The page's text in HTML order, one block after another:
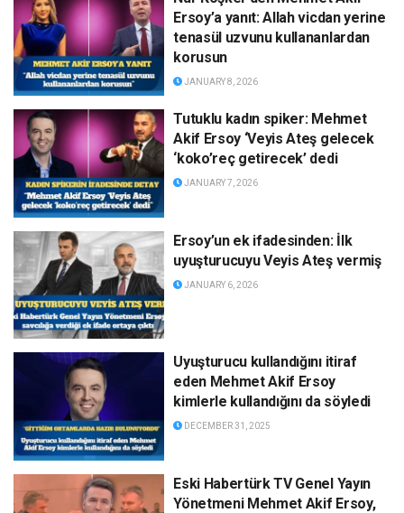
Ersoy’a yanıt: Allah vicdan yerine
tenasül uzvunu kullananlardan
korusun
JANUARY 8, 2026
Tutuklu kadın spiker: Mehmet
Akif Ersoy ‘Veyis Ateş gelecek
‘koko’reç getirecek’ dedi
JANUARY 7, 2026
Ersoy’un ek ifadesinden: İlk
uyuşturucuyu Veyis Ateş vermiş
JANUARY 6, 2026
Uyuşturucu kullandığını itiraf
eden Mehmet Akif Ersoy
kimlerle kullandığını da söyledi
DECEMBER 31, 2025
Eski Habertürk TV Genel Yayın
Yönetmeni Mehmet Akif Ersoy,